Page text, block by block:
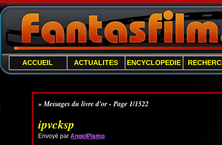
ACCUEIL ACTUALITES ENCYCLOPEDIE
» Messages du livre d'or - Page 1/1522
ipvcksp
Envoyé parAngelPlamp